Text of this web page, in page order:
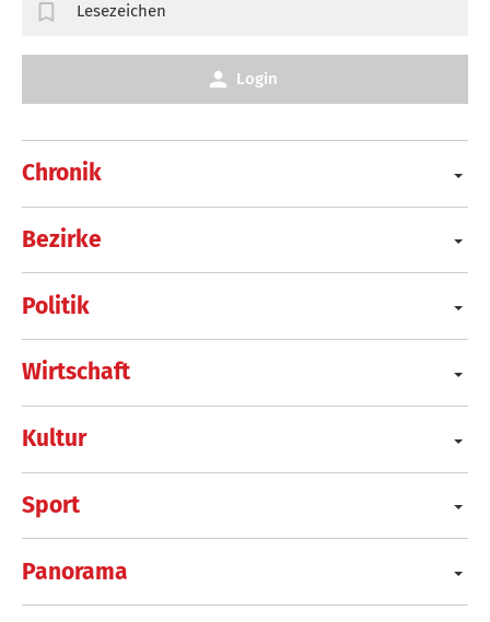
Chronik
Bezirke
Politik
Wirtschaft
Kultur
Sport
Panorama
Lesezeichen
Login